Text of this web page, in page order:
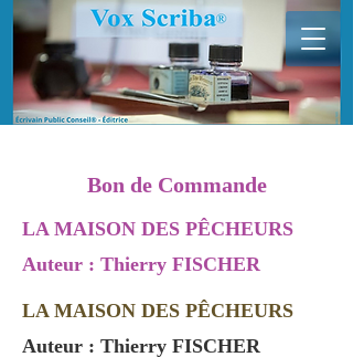
Bon de Commande
LA MAISON DES PÊCHEURS
Auteur : Thierry FISCHER
LA MAISON DES PÊCHEURS
Auteur : Thierry FISCHER